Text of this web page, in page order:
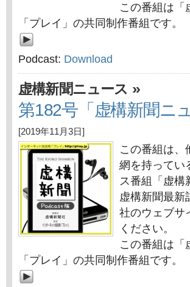
この番組は「
「プレイ」の共同制作番組です。
Podcast: Download
虚構新聞ニュース »
第182号「虚構新聞ニ
[2019年11月3日]
この番組は、
網を持ってい
ス番組「虚構
虚構新聞最新
社のウェブサ
ください。
この番組は「
「プレイ」の共同制作番組です。